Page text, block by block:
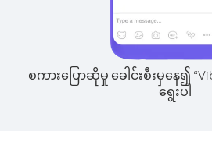
စကားပြောဆိုမှု ခေါင်းစီးမှနေ၍
ရွေးပါ